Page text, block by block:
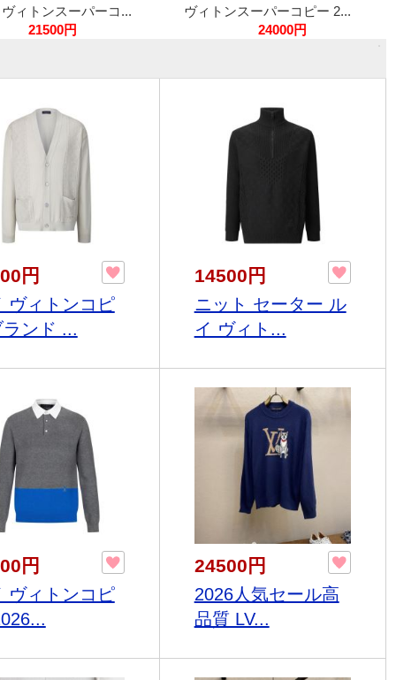
ィトンスーパーコ...
21500円
ヴィトンスーパーコピー 2...
24000円
円
ヴィトンコピ
ランド ...
14500円
ニット セーター ル
イ ヴィト...
円
ヴィトンコピ
24500円
2026人気セール高
品質 LV...